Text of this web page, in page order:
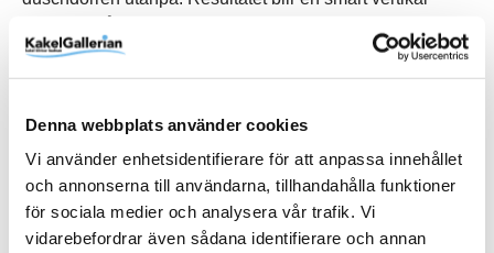
Denna webbplats använder cookies
Vi använder enhetsidentifierare för att anpassa innehållet
och annonserna till användarna, tillhandahålla funktioner
för sociala medier och analysera vår trafik. Vi
vidarebefordrar även sådana identifierare och annan
familjens alla schampo- och duschflaskor utan att ta extra
onödig plats i själva duschytan. Pile kommer med fem
behov. Skruvas i vägg alternativt limmas upp med Safe-
Fix.